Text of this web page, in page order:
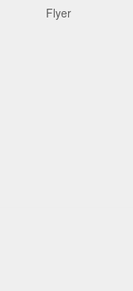
Flyer